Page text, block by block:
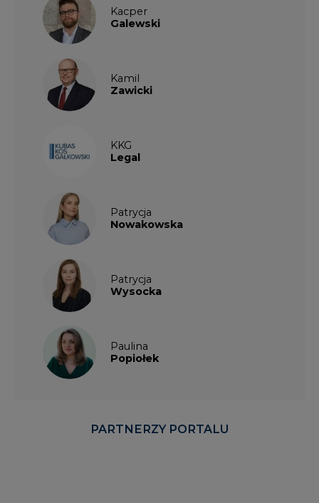
Kacper
Galewski
Kamil
Zawicki
KKG
Legal
Patrycja
Nowakowska
Patrycja
Wysocka
Paulina
Popiołek
PARTNERZY PORTALU